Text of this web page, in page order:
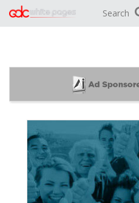
Search